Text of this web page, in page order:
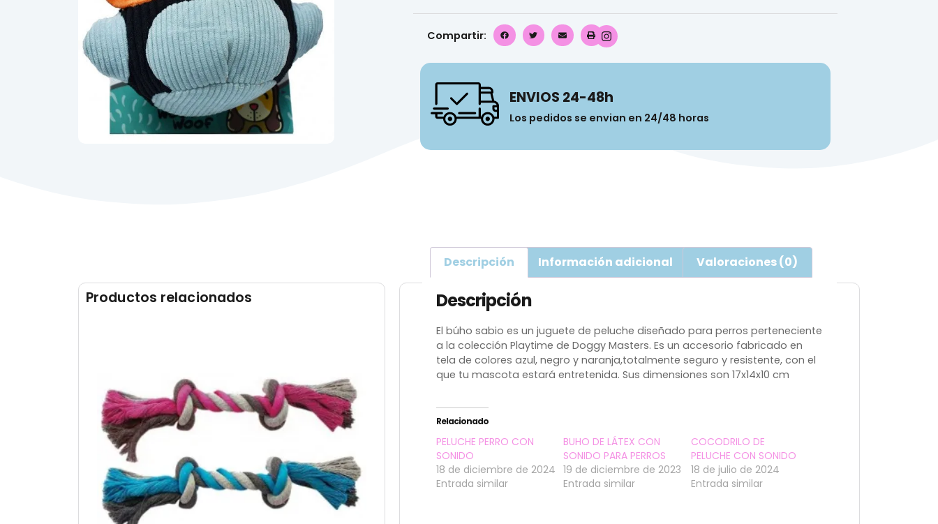
Compartir:
ENVIOS 24-48h
Los pedidos se envian en 24/48 horas
Productos relacionados
Descripción Información adicional Valoraciones (0)
Descripción
El búho sabio es un juguete de peluche diseñado para perros perteneciente
a la colección Playtime de Doggy Masters. Es un accesorio fabricado en
tela de colores azul, negro y naranja,totalmente seguro y resistente, con el
que tu mascota estará entretenida. Sus dimensiones son 17x14x10 cm
Relacionado
PELUCHE PERRO CON
SONIDO
18 de diciembre de 2024
Entrada similar
BUHO DE LÁTEX CON
SONIDO PARA PERROS
19 de diciembre de 2023
Entrada similar
COCODRILO DE
PELUCHE CON SONIDO
18 de julio de 2024
Entrada similar